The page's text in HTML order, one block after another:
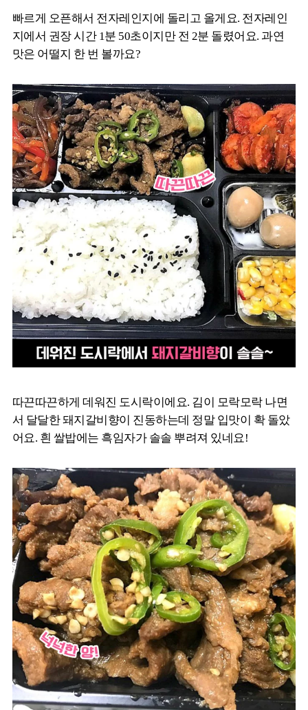
빠르게 오픈해서 전자레인지에 돌리고 올게요. 전자레인
지에서 권장 시간 1분 50초이지만 전 2분 돌렸어요. 과연
맛은 어떨지 한 번 볼까요?
따끈따끈하게 데워진 도시락이에요. 김이 모락모락 나면
서 달달한 돼지갈비향이 진동하는데 정말 입맛이 확 돌았
어요. 흰 쌀밥에는 흑임자가 솔솔 뿌려져 있네요!